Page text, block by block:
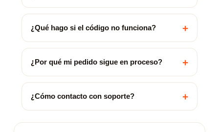
¿Qué hago si el código no funciona? +
¿Por qué mi pedido sigue en proceso? +
¿Cómo contacto con soporte? +